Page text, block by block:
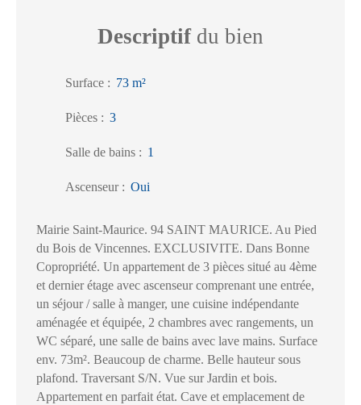
Descriptifdu bien
Surface : 73 m²
Pièces : 3
Salle de bains : 1
Ascenseur: Oui
Mairie Saint-Maurice. 94 SAINT MAURICE. Au Pied
du Bois de Vincennes. EXCLUSIVITE. Dans Bonne
Copropriété. Un appartement de 3 pièces situé au 4ème
et dernier étage avec ascenseur comprenant une entrée,
un séjour / salle à manger, une cuisine indépendante
aménagée et équipée, 2 chambres avec rangements, un
WC séparé, une salle de bains avec lave mains. Surface
env. 73m². Beaucoup de charme. Belle hauteur sous
plafond. Traversant S/N. Vue sur Jardin et bois.
Appartement en parfait état. Cave et emplacement de